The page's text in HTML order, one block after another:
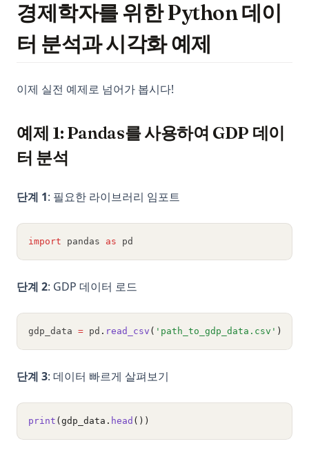
경제학자를 위한 Python 데이
터 분석과 시각화 예제
이제 실전 예제로 넘어가 봅시다!
예제 1: Pandas를 사용하여 GDP 데이
터 분석
단계 1: 필요한 라이브러리 임포트
import pandas as pd
단계 2: GDP 데이터 로드
gdp_data = pd . read_csv ( 'path_to_gdp_data.csv' )
단계 3: 데이터 빠르게 살펴보기
print (gdp_data. head ())